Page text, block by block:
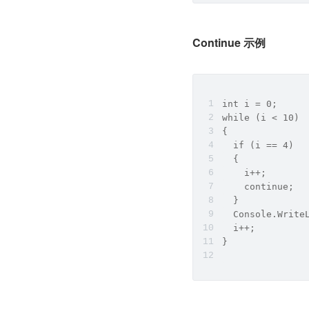
Continue 示例
int i = 0;
while (i < 10)
{
  if (i == 4)
  {
    i++;
    continue;
  }
  i++;
}